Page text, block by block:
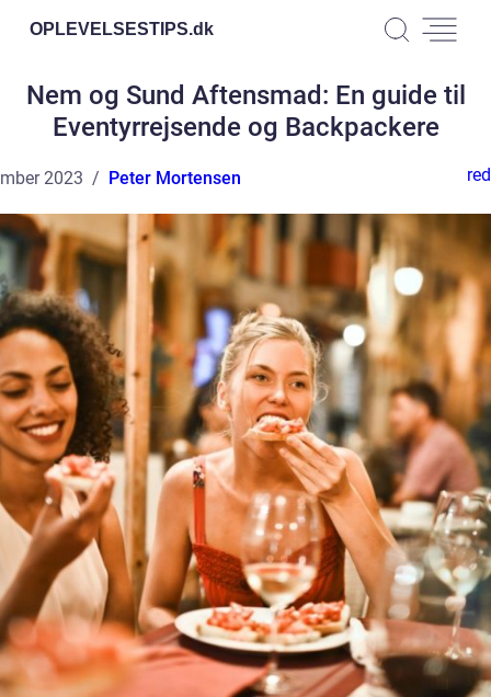
OPLEVELSESTIPS.dk
Nem og Sund Aftensmad: En guide til
Eventyrrejsende og Backpackere
2023 Peter Mortensen